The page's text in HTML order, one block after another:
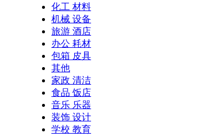
化工 材料
机械 设备
旅游 酒店
办公 耗材
包箱 皮具
其他
家政 清洁
食品 饭店
音乐 乐器
装饰 设计
学校 教育